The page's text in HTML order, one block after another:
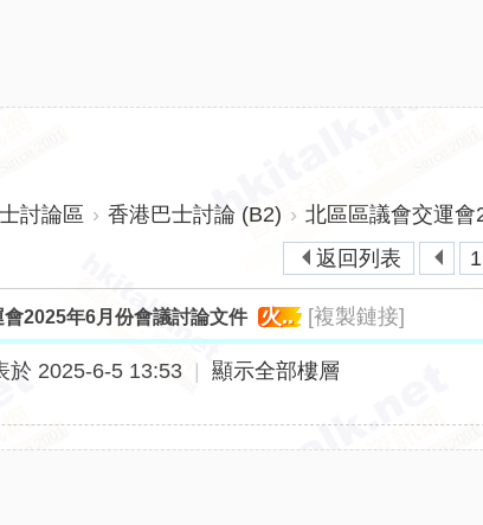
討論區 › 香港巴士討論 (B2) › 北區區議會交運
1
返回列表
2025年6月份會議討論文件 火.. [複製鏈接]
於 2025-6-5 13:53 顯示全部樓層